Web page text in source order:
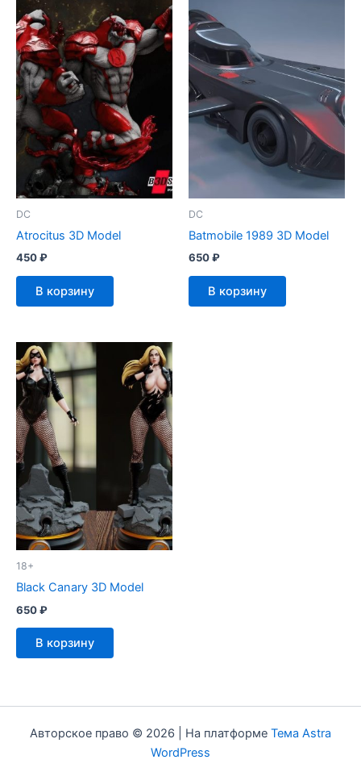
DC
Atrocitus 3D Model
450₽
В корзину
DC
Batmobile 1989 3D Model
650₽
В корзину
18+
Black Canary 3D Model
650₽
В корзину
Авторское право © 2026 | На платформе Тема Astra
WordPress